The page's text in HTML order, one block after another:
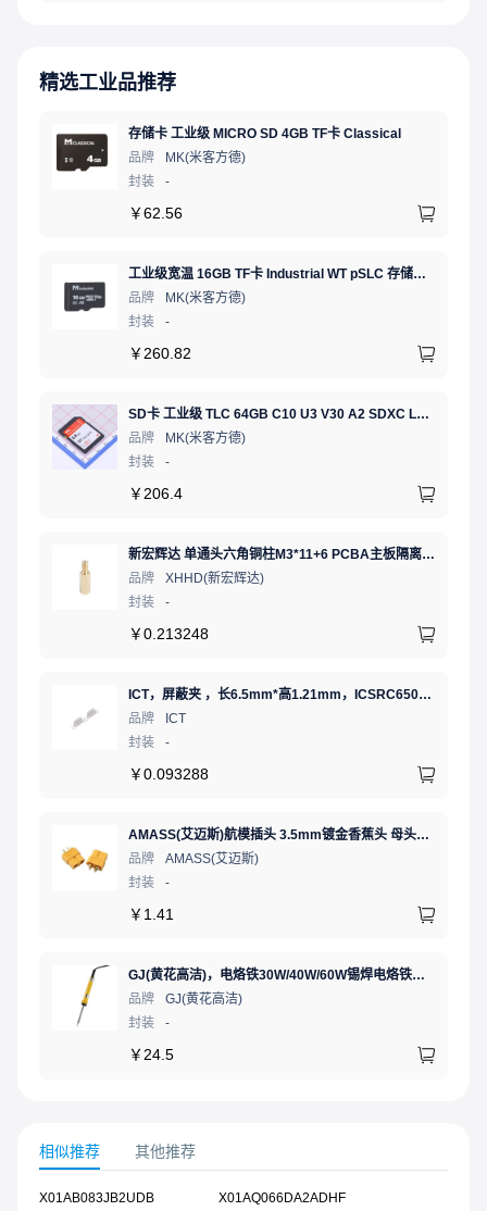
精选工业品推荐
存储卡 工业级 MICRO SD 4GB TF卡 Classical
品牌
MK(米客方德)
封装
-
￥62.56
工业级宽温 16GB TF卡 Industrial WT pSLC 存储卡 MICRO SD LDPC纠错 PE 30K 无人机、行车记录仪、安防监控适配
品牌
MK(米客方德)
封装
-
￥ 260.82
SD卡 工业级 TLC 64GB C10 U3 V30 A2 SDXC LDPC纠错 PE 3K 无人机、行车记录仪、安防监控适配
品牌
MK(米客方德)
封装
-
￥ 206.4
新宏辉达 单通头六角铜柱M3*11+6 PCBA主板隔离螺柱
品牌
XHHD(新宏辉达)
封装
-
￥0.213248
ICT，屏蔽夹 ，长6.5mm*高1.21mm，ICSRC6508SFR
品牌
ICT
封装
-
￥0.093288
AMASS(艾迈斯)航模插头 3.5mm镀金香蕉头 母头XT60-F.G.Y
品牌
AMASS(艾迈斯)
封装
-
￥ 1.41
GJ(黄花高洁)，电烙铁30W/40W/60W锡焊电烙铁焊接工具电焊笔手机电子维修（内热35W），NO.435(35W)
品牌
GJ(黄花高洁)
封装
-
￥ 24.5
相似推荐 其他推荐
X01AB083JB2UDB X01AQ066DA2ADHF